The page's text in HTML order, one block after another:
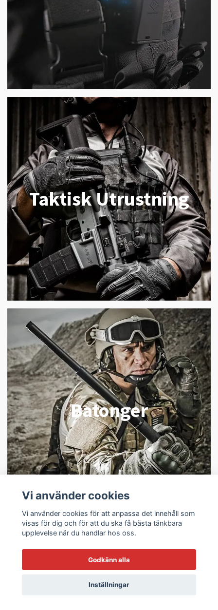
Taktisk Utrustning
Batonger
Vi använder cookies
Vi använder cookies för att anpassa det innehåll som
visas för dig och för att du ska få bästa tänkbara
upplevelse när du handlar hos oss.
Godkänn alla
Inställningar